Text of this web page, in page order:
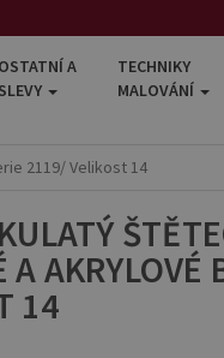
OSTATNÍ A
SLEVY
TECHNIKY
MALOVÁNÍ
2119/ Velikost 14
A AKRYLOVÉ
14